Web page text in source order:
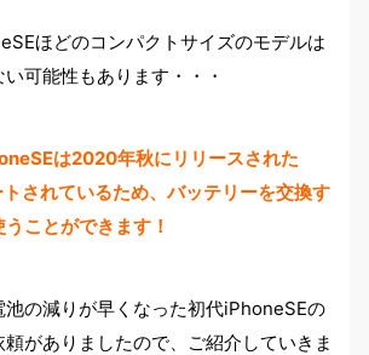
ほどのコンパクトサイズのモデルは
可能性もあります・・・
は2020年秋にリリースされた
されているため、バッテリーを交換す
ことができます！
池の減りが早くなった初代iPhoneSEの
がありましたので、ご紹介していきま